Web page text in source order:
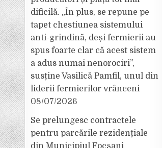
dificilă. „În plus, se repune pe
tapet chestiunea sistemului
anti-grindină, deși fermierii au
spus foarte clar că acest sistem
a adus numai nenorociri”,
susține Vasilică Pamfil, unul din
liderii fermierilor vrânceni
08/07/2026
Se prelungesc contractele
pentru parcările rezidențiale
din Municipiul Focșani